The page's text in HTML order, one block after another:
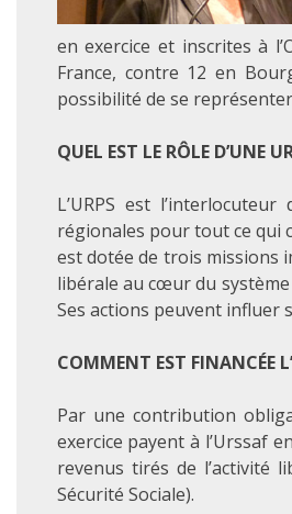
en exercice et inscrites à
France, contre 12 en
possibilité de se
QUEL EST LE RÔLE D’UNE
L’URPS est
régionales pour tout ce qui
est dotée de trois missions
libérale au cœur du
Ses actions peuvent influer
COMMENT EST FINANCÉE
Par une contribution
exercice payent à l’Urssaf
revenus tirés de l’activité
Sécurité Sociale).